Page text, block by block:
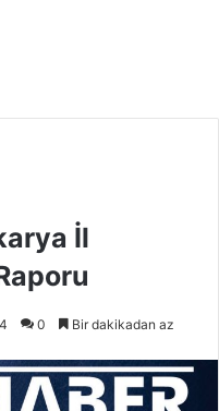
İl
0 Bir dakikadan az